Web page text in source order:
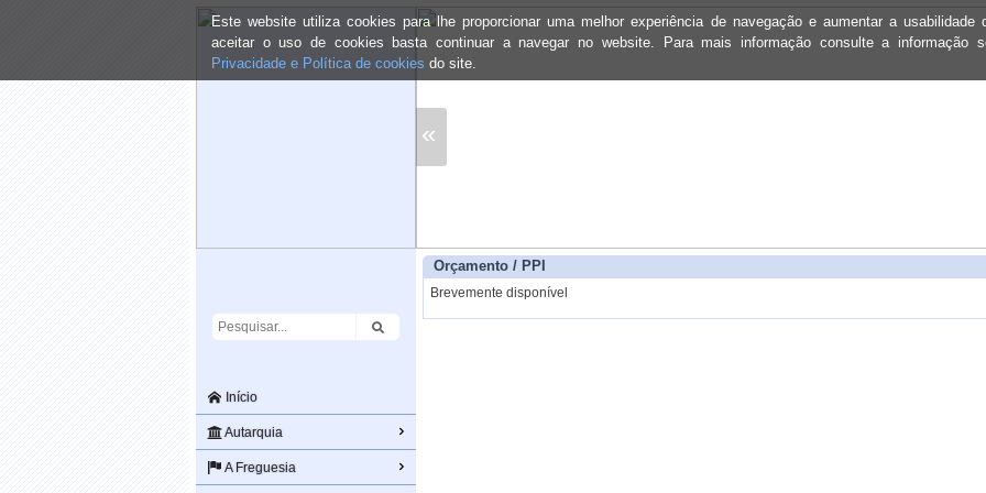
Este website utiliza cookies para lhe proporcionar uma melhor experiência de navegação e aumentar a usabilidade
aceitar o uso de cookies basta continuar a navegar no website. Para mais informação consulte a informação
Privacidade e Política de cookies do site.
«
Início
Autarquia
A Freguesia
Orçamento / PPI
Brevemente disponível